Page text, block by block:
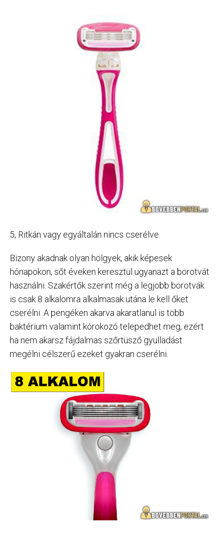
5, Ritkán vagy egyáltalán nincs cserélve.
Bizony akadnak olyan hölgyek, akik képesek
hónapokon, sőt éveken keresztül ugyanazt a borotvát
használni. Szakértők szerint még a legjobb borotvák
is csak 8 alkalomra alkalmasak utána le kell őket
cserélni. A pengéken akarva akaratlanul is több
baktérium valamint kórokozó telepedhet meg, ezért
ha nem akarsz fájdalmas szőrtüsző gyulladást
megélni célszerű ezeket gyakran cserélni.